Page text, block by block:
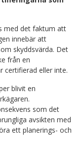
med det faktum att
innebär att
skyddsvärda. Det
från en
certifierad eller inte.
blivit en
som det
avsikten med
ett planerings- och